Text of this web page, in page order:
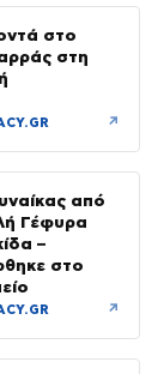
στο
στη
↗
από
Γέφυρα
–
στο
↗